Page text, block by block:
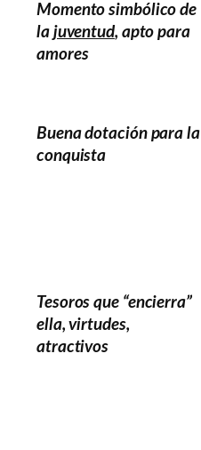
Momento simbólico de
la juventud, apto para
amores
Buena dotación para la
conquista
Tesoros que “encierra”
ella, virtudes,
atractivos